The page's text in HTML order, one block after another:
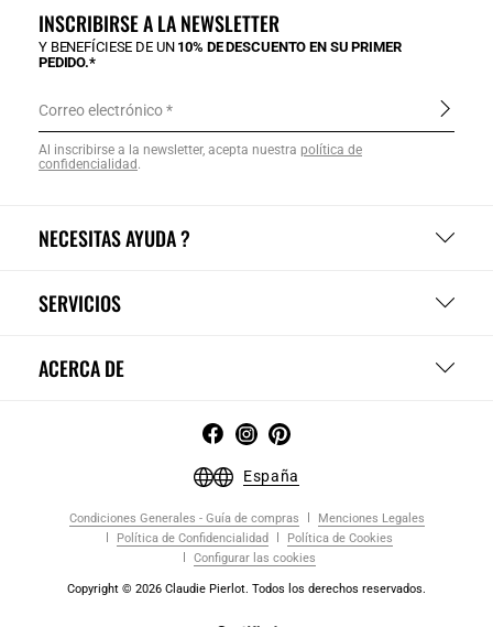
NECESITAS AYUDA ?
SERVICIOS
ACERCA DE
INSCRIBIRSE A LA NEWSLETTER
Y BENEFÍCIESE DE UN 10% DE DESCUENTO EN SU PRIMER
PEDIDO.*
Correo electrónico
Al inscribirse a la newsletter, acepta nuestra política de
confidencialidad.
España
Condiciones Generales - Guía de compras
Menciones Legales
Política de Confidencialidad
Política de Cookies
Configurar las cookies
Copyright © 2026 Claudie Pierlot. Todos los derechos reservados.